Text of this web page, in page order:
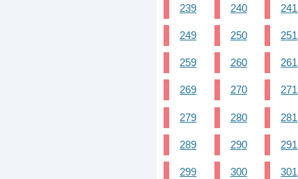
239 240 241
249 250 251
259 260 261
269 270 271
279 280 281
289 290 291
299 300 301